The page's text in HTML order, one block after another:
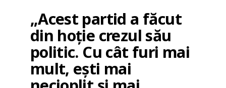
„Acest partid a făcut
din hoție crezul său
politic. Cu cât furi mai
mult, ești mai